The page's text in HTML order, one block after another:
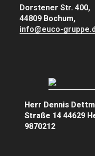
Dorstener Str. 400,
44809 Bochum,
info@euco-
Herr Dennis
Straße 14 44629
9870212